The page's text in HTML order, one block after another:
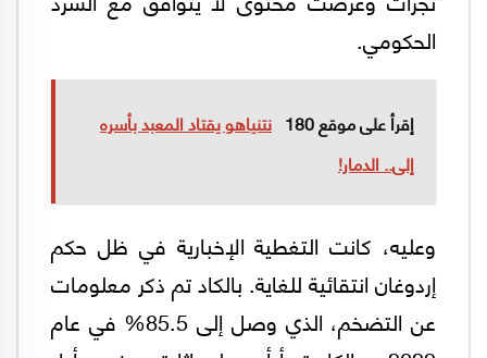
الحكومي.
إقرأ على موقع 180
نتنياهو يقتاد المعبد بأسره
إلى.. الدمار!
وعليه، كانت التغطية الإخبارية في ظل حكم
إردوغان انتقائية للغاية. بالكاد تم ذكر معلومات
عن التضخم، الذي وصل إلى 85.5% في عام